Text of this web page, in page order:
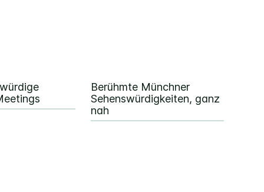
Berühmte Münchner
Sehenswürdigkeiten, ganz
nah